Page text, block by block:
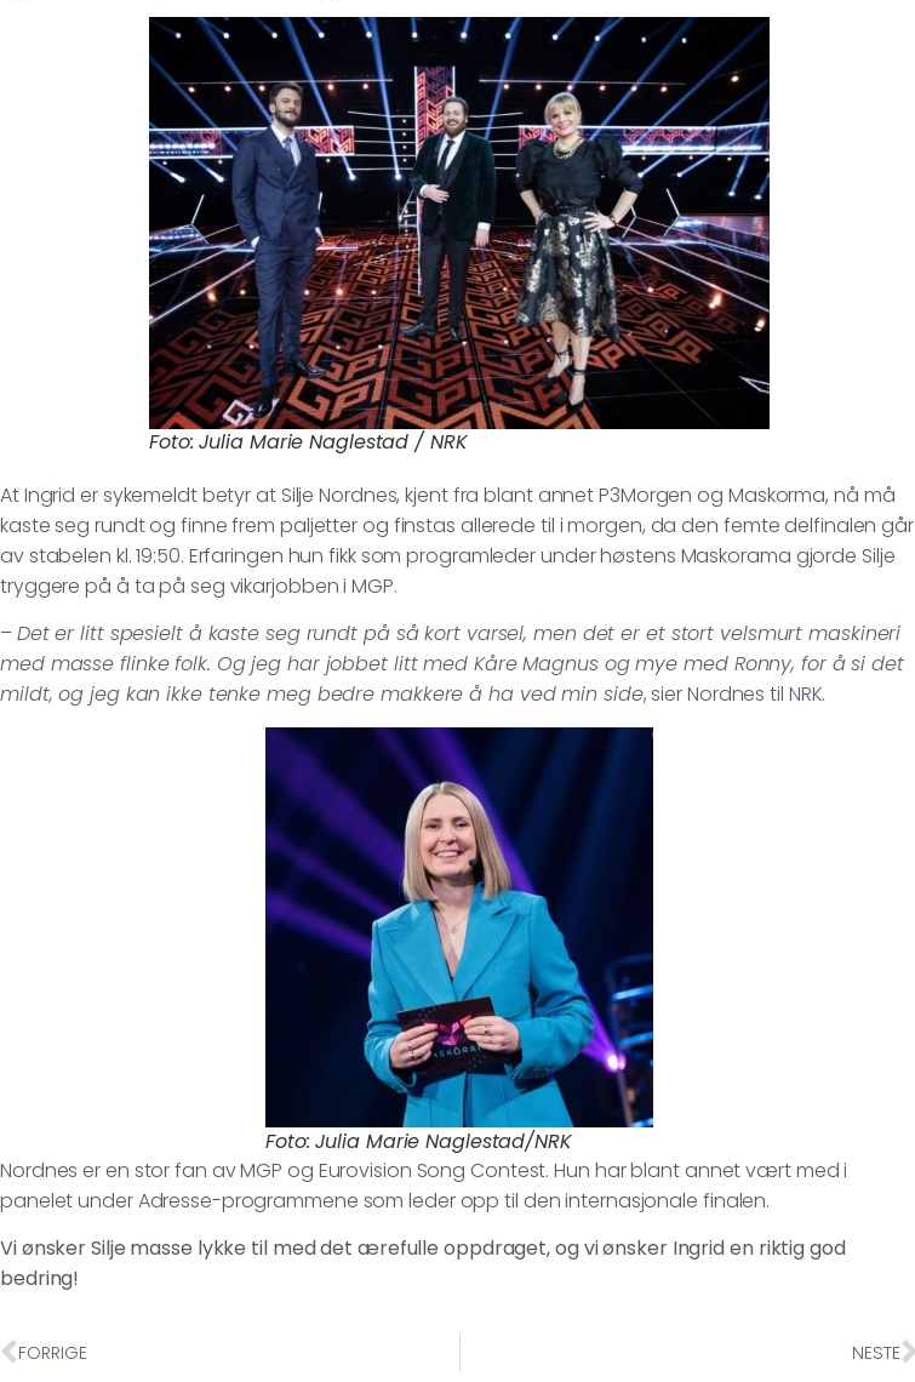
Foto: Julia Marie Naglestad / NRK
At Ingrid er sykemeldt betyr at Silje Nordnes, kjent fra blant annet P3Morgen og Maskorma, nå må
kaste seg rundt og finne frem paljetter og finstas allerede til i morgen, da den femte delfinalen går
av stabelen kl. 19:50. Erfaringen hun fikk som programleder under høstens Maskorama gjorde Silje
tryggere på å ta på seg vikarjobben i MGP.
–Det er litt spesielt å kaste seg rundt på så kort varsel, men det er et stort velsmurt maskineri
med masse flinke folk. Og jeg har jobbet litt med Kåre Magnus og mye med Ronny, for å si det
mildt, og jeg kan ikke tenke meg bedre makkere å ha ved min side, sier Nordnes til NRK.
Foto: Julia Marie Naglestad/NRK
Nordnes er en stor fan av MGP og Eurovision Song Contest. Hun har blant annet vært med i
panelet under Adresse-programmene som leder opp til den internasjonale finalen.
Vi ønsker Silje masse lykke til med det ærefulle oppdraget, og vi ønsker Ingrid en riktig god
bedring!
FORRIGE NESTE